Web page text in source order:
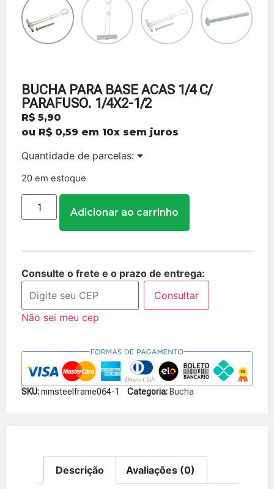
BUCHA PARA BASE ACAS 1/4 C/
PARAFUSO. 1/4X2-1/2
R$ 5,90
ou R$ 0,59 em 10x sem juros
Quantidade de parcelas:
20 em estoque
Adicionar ao carrinho
Consulte o frete e o prazo de entrega:
Consultar
Não sei meu cep
SKU:mmsteelframe064-1 Categoria: Bucha
Descrição Avaliações (0)